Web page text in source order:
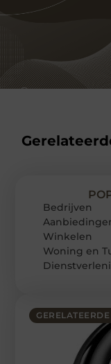
Bedrijven
Winkelen
Woning en